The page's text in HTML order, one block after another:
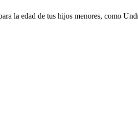
la edad de tus hijos menores, como